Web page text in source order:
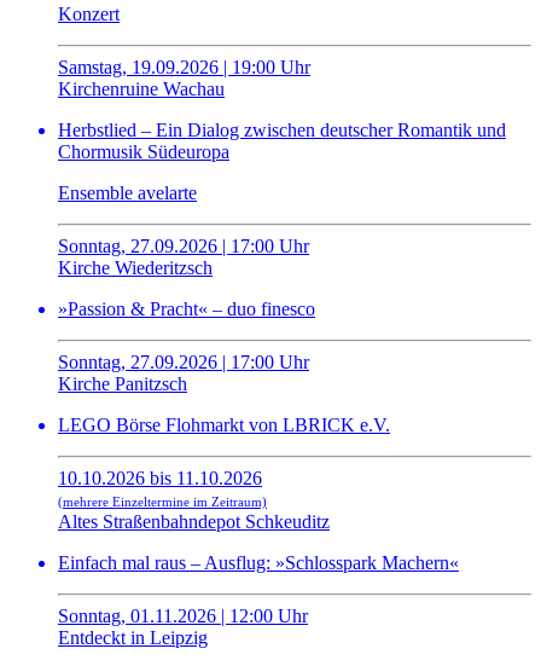
Konzert
Samstag, 19.09.2026 | 19:00 Uhr
Kirchenruine Wachau
Herbstlied – Ein Dialog zwischen deutscher Romantik und
Chormusik Südeuropa
Ensemble avelarte
Sonntag, 27.09.2026 | 17:00 Uhr
Kirche Wiederitzsch
»Passion & Pracht« – duo finesco
Sonntag, 27.09.2026 | 17:00 Uhr
Kirche Panitzsch
LEGO Börse Flohmarkt von LBRICK e.V.
10.10.2026 bis 11.10.2026
(mehrere Einzeltermine im Zeitraum)
Altes Straßenbahndepot Schkeuditz
Einfach mal raus – Ausflug: »Schlosspark Machern«
Sonntag, 01.11.2026 | 12:00 Uhr
Entdeckt in Leipzig